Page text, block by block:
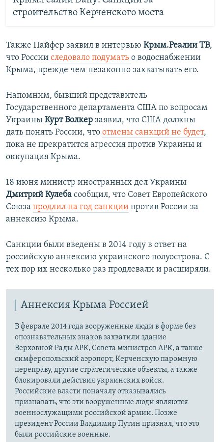
строительство Керченского моста
Также Пайфер заявил в интервью Крым.Реалии ТВ,
что России следовало подумать о водоснабжении
Крыма, прежде чем незаконно захватывать его.
Напомним, бывший представитель
Государственного департамента США по вопросам
Украины Курт Волкер заявил, что США должны
дать понять России, что отмены санкций не будет,
пока не прекратится агрессия против Украины и
оккупация Крыма.
18 июня министр иностранных дел Украины
Дмитрий Кулеба сообщил, что Совет Европейского
Союза продлил на год санкции против России за
аннексию Крыма.
Санкции были введены в 2014 году в ответ на
российскую аннексию украинского полуострова. С
тех пор их несколько раз продлевали и расширяли.
Аннексия Крыма Россией
В феврале 2014 года вооруженные люди в форме без
опознавательных знаков захватили здание
Верховной Рады АРК, Совета министров АРК, а также
симферопольский аэропорт, Керченскую паромную
переправу, другие стратегические объекты, а также
блокировали действия украинских войск.
Российские власти поначалу отказывались
признавать, что эти вооруженные люди являются
военнослужащими российской армии. Позже
президент России Владимир Путин признал, что это
были российские военные.